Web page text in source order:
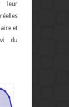
leur
et
du